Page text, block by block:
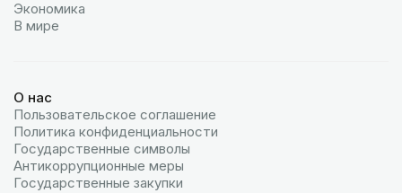
Экономика
В мире
О нас
Пользовательское соглашение
Политика конфиденциальности
Государственные символы
Антикоррупционные меры
Государственные закупки